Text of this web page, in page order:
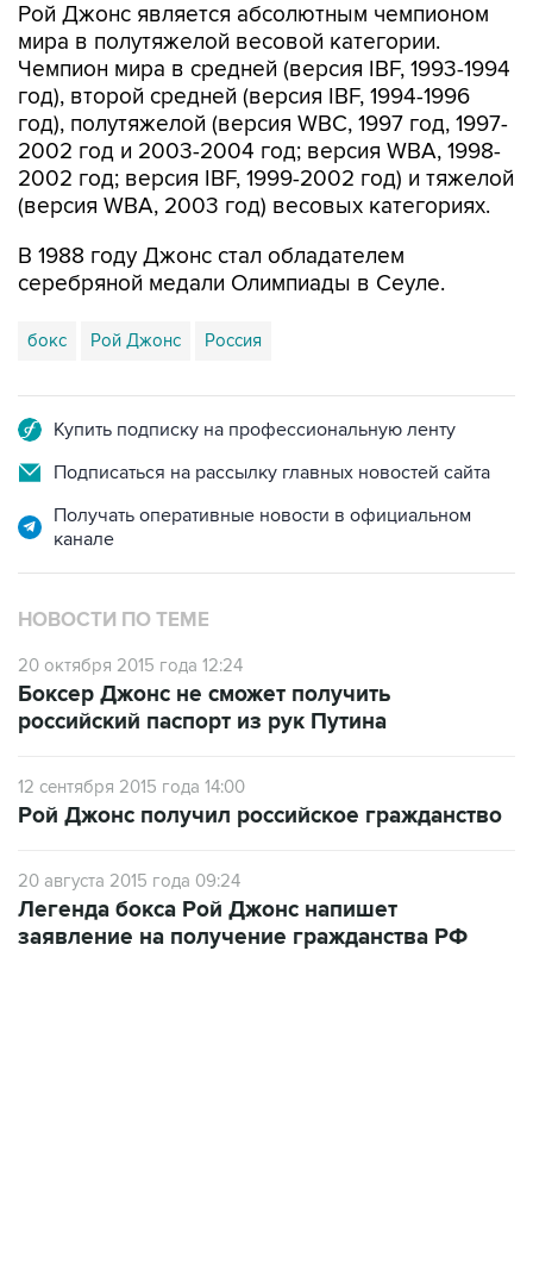
Рой Джонс является абсолютным чемпионом
мира в полутяжелой весовой категории.
Чемпион мира в средней (версия IBF, 1993-1994
год), второй средней (версия IBF, 1994-1996
год), полутяжелой (версия WBC, 1997 год, 1997-
2002 год и 2003-2004 год; версия WBA, 1998-
2002 год; версия IBF, 1999-2002 год) и тяжелой
(версия WBA, 2003 год) весовых категориях.
В 1988 году Джонс стал обладателем
серебряной медали Олимпиады в Сеуле.
бокс Рой Джонс Россия
Купить подписку на профессиональную ленту
Подписаться на рассылку главных новостей сайта
Получать оперативные новости в официальном
канале
НОВОСТИ ПО ТЕМЕ
20 октября 2015 года 12:24
Боксер Джонс не сможет получить
российский паспорт из рук Путина
12 сентября 2015 года 14:00
Рой Джонс получил российское гражданство
20 августа 2015 года 09:24
Легенда бокса Рой Джонс напишет
заявление на получение гражданства РФ